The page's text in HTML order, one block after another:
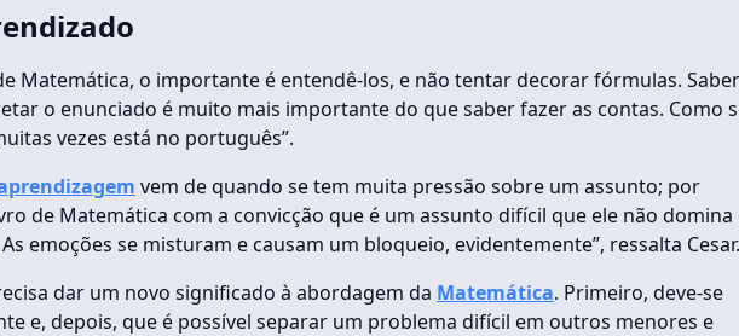
Matemática, o importante é entendê-los, e não tentar decorar fórmulas.
o enunciado é muito mais importante do que saber fazer as contas. Como
vezes está no português”.
vem de quando se tem muita pressão sobre um assunto; por
de Matemática com a convicção que é um assunto difícil que ele não domina
emoções se misturam e causam um bloqueio, evidentemente”, ressalta Cesar.
dar um novo significado à abordagem da Matemática. Primeiro, deve-se
e, depois, que é possível separar um problema difícil em outros menores e